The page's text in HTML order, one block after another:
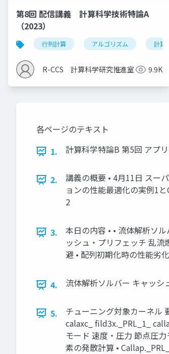
第8回 配信講義 計算科学技術特論A
（2023）
行列計算 アルゴリズム 計算
R-CCS 計算科学研究推進室 9.9K
各ページのテキスト
1.
計算科学特論B 第5回 アプ
2.
講義の概要 • 4⽉11⽇ スー
ョンの性能最適化の実例1
2
3.
本⽇の内容 • • 流体解析ソ
ッシュ・プリフェッチ 乱流
避 • 配列初期化時の性能劣
4. 流体解析ソルバー キャッ
5.
チューニング対象カーネル
calaxc_ fild3x._PRL_1_
モード 速度・圧⼒ 節点圧
素の発散計算 •